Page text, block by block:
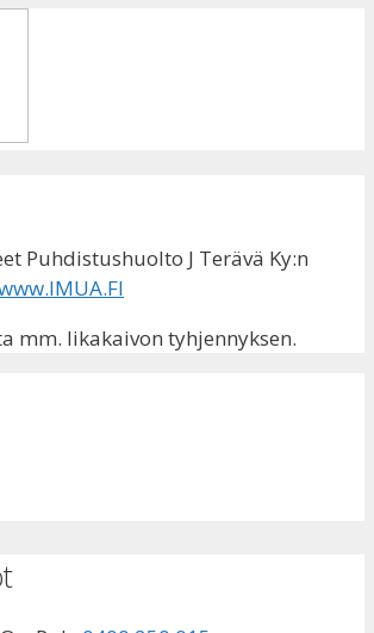
Puhdistushuolto J Terävä Ky:n
mm. likakaivon tyhjennyksen.